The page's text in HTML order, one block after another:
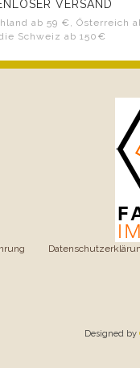
VERSAND
ab 59 €, Österreich
Schweiz ab 150€
Designed by